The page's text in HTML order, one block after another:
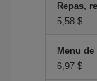
Repas,
5,58 $
Menu
6,97 $